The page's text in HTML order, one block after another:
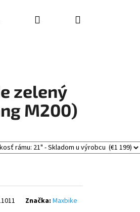
PrihlásenieNákupný
zelený
M200)
Značka:Maxbike
Nasledujúce